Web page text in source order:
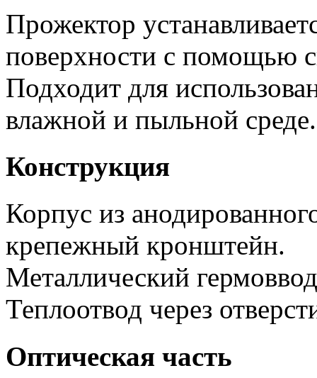
Прожектор
поверхности с помощью
Подходит для
влажной и пыльной среде.
Конструкция
Корпус из
крепежный кронштейн.
Металлический
Теплоотвод через
Оптическая часть